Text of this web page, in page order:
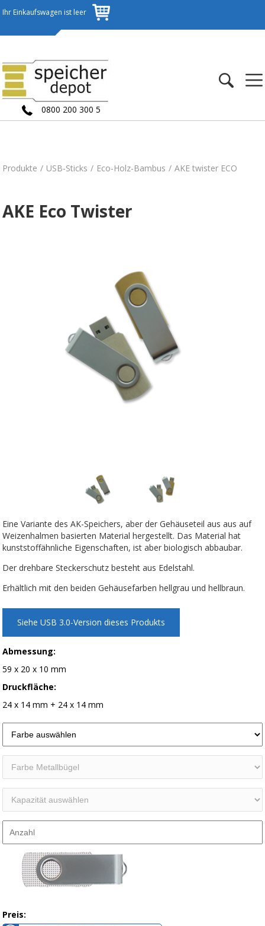
0800 200 300 5
Ihr Einkaufswagen ist leer
Produkte USB-Sticks Eco-Holz-Bambus AKE twister ECO
AKE Eco Twister
Eine Variante des AK-Speichers, aber der Gehäuseteil aus aus auf
Weizenhalmen basierten Material hergestellt. Das Material hat
kunststoffähnliche Eigenschaften, ist aber biologisch abbaubar.
Der drehbare Steckerschutz besteht aus Edelstahl.
Erhältlich mit den beiden Gehäusefarben hellgrau und hellbraun.
Siehe USB 3.0-Version dieses Produkts
Abmessung:
59 x 20 x 10 mm
Druckfläche:
24 x 14 mm + 24 x 14 mm
Preis: